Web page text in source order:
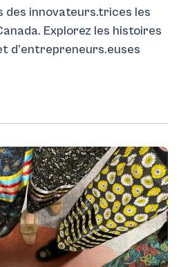
des innovateurs.trices les
Explorez les histoires
d’entrepreneurs.euses